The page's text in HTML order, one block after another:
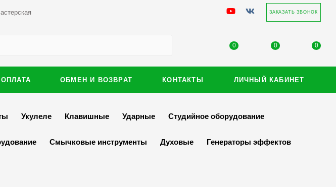
ЗАКАЗАТЬ ЗВОНОК
0 0 0
ОПЛАТА ОБМЕН И ВОЗВРАТ КОНТАКТЫ ЛИЧНЫЙ КАБИНЕТ
Укулеле Клавишные Ударные Студийное оборудование
Смычковые инструменты Духовые Генераторы эффектов